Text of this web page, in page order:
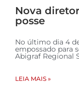
Nova
posse
No último dia 4
empossado para
Abigraf Regional
LEIA MAIS »